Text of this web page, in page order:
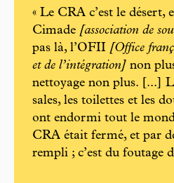
« Le CRA c’est le désert,
Cimade [association de
pas là, l’OFII [Office
et de l’intégration] non
nettoyage non plus. [...]
sales, les toilettes et les
ont endormi tout le
CRA était fermé, et par
rempli ; c’est du foutage